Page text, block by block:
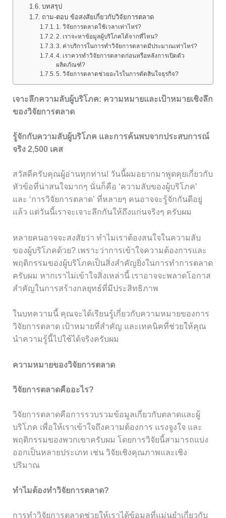
บทสรุป
ถาม-ตอบ ข้อสงสัยเกี่ยวกับวิจัยการตลาด
1. วิจัยการตลาดใช้เวลาเท่าไหร่?
2. เราจะหาข้อมูลผู้บริโภคได้จากที่ไหน?
3. ค่าบริการในการทำวิจัยการตลาดมีประมาณเท่าไหร่?
4. เราควรทำวิจัยการตลาดก่อนหรือหลังการเปิดตัว
ผลิตภัณฑ์?
5. วิจัยการตลาดช่วยอะไรในการตัดสินใจธุรกิจ?
เจาะลึกความลับผู้บริโภค: ความหมายและเป้าหมายเชิงลึก
ของวิจัยการตลาด
รู้จักกับความลับผู้บริโภค และการค้นพบจากประสบการณ์
จริง 2,500 เคส
สวัสดีครับคุณผู้อ่านทุกท่าน! วันนี้ผมอยากมาพูดคุยเกี่ยวกับ
หัวข้อที่น่าสนใจมากๆ นั่นก็คือ ‘ความลับของผู้บริโภค’
และ ‘การวิจัยการตลาด’ ที่หลายๆ คนอาจจะรู้จักกันดีอยู่
แล้ว แต่วันนี้เราจะเจาะลึกกันให้ถึงแก่นจริงๆ ครับผม
หลายคนอาจจะสงสัยว่า ทำไมเราต้องสนใจในความลับ
ของผู้บริโภคด้วย? เพราะว่าการเข้าใจความต้องการและ
พฤติกรรมของผู้บริโภคเป็นสิ่งสำคัญยิ่งในการทำการตลาด
ครับผม หากเราไม่เข้าใจสิ่งเหล่านี้ เราอาจจะพลาดโอกาส
สำคัญในการสร้างกลยุทธ์ที่มีประสิทธิภาพ
ในบทความนี้ คุณจะได้เรียนรู้เกี่ยวกับความหมายของการ
วิจัยการตลาด เป้าหมายที่สำคัญ และเทคนิคที่ช่วยให้คุณ
นำความรู้นี้ไปใช้ได้จริงครับผม
ความหมายของวิจัยการตลาด
วิจัยการตลาดคืออะไร?
วิจัยการตลาดคือการรวบรวมข้อมูลเกี่ยวกับตลาดและผู้
บริโภค เพื่อให้เราเข้าใจถึงความต้องการ แรงจูงใจ และ
พฤติกรรมของพวกเขาครับผม โดยการวิจัยนี้สามารถแบ่ง
ออกเป็นหลายประเภท เช่น วิจัยเชิงคุณภาพและเชิง
ปริมาณ
ทำไมต้องทำวิจัยการตลาด?
การทำวิจัยการตลาดช่วยให้เราได้ข้อมูลที่แม่นยำเกี่ยวกับ